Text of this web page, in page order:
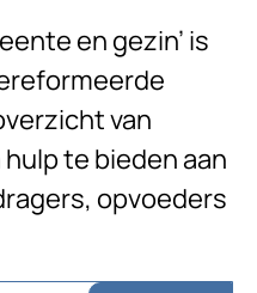
en gezin’ is
van
te bieden aan
opvoeders